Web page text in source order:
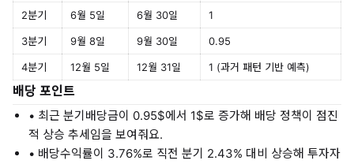
2분기 6월 5일 6월 30일 1
3분기 9월 8일 9월 30일 0.95
4분기 12월 5일 12월 31일 1 (과거 패턴 기반 예측)
배당 포인트
• 최근 분기배당금이 0.95$에서 1$로 증가해 배당 정책이 점진
적 상승 추세임을 보여줘요.
• 배당수익률이 3.76%로 직전 분기 2.43% 대비 상승해 투자자